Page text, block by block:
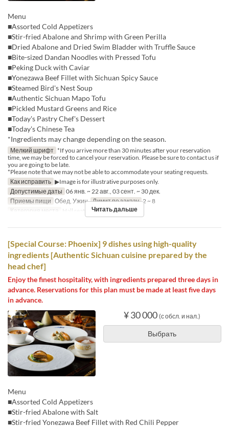
Menu
■Assorted Cold Appetizers
■Stir-fried Abalone and Shrimp with Green Perilla
■Dried Abalone and Dried Swim Bladder with Truffle Sauce
■Bite-sized Dandan Noodles with Pressed Tofu
■Peking Duck with Caviar
■Yonezawa Beef Fillet with Sichuan Spicy Sauce
■Steamed Bird's Nest Soup
■Authentic Sichuan Mapo Tofu
■Pickled Mustard Greens and Rice
■Today's Pastry Chef's Dessert
■Today's Chinese Tea
*Ingredients may change depending on the season.
Мелкий шрифт *If you arrive more than 30 minutes after your reservation
time, we may be forced to cancel your reservation. Please be sure to contact us if
you are going to be late.
*Please note that we may not be able to accommodate your seating requests.
Как исправить ▶Image is for illustrative purposes only.
Допустимые даты 06 янв. ~ 22 авг., 03 сент. ~ 30 дек.
Приемы пищи Обед, Ужин Лимит по заказу 2 ~ 8
Категория места
Hall seats Читать дальше
[Special Course: Phoenix] 9 dishes using high-quality
ingredients [Authentic Sichuan cuisine prepared by the
head chef]
Enjoy the finest hospitality, with ingredients prepared three days in
advance. Reservations for this plan must be made at least five days
in advance.
¥ 30 000 (с обсл. и нал.)
Выбрать
Menu
■Assorted Cold Appetizers
■Stir-fried Abalone with Salt
■Stir-fried Yonezawa Beef Fillet with Red Chili Pepper